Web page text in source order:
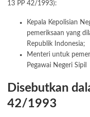
13 PP 42/1993):
Kepala Kepolisian
pemeriksaan yang
Republik Indonesia;
Menteri untuk
Pegawai Negeri Sipil
Disebutkan
42/1993